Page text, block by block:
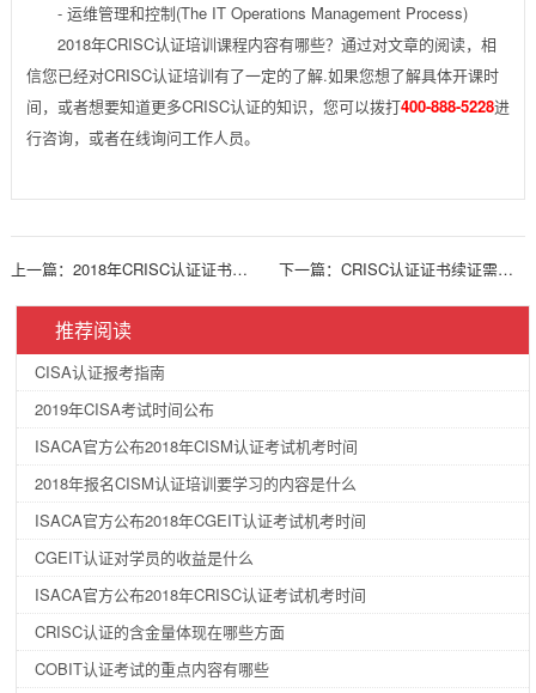
- 运维管理和控制(The IT Operations Management Process)
2018年CRISC认证培训课程内容有哪些？通过对文章的阅读，相
信您已经对CRISC认证培训有了一定的了解.如果您想了解具体开课时
间，或者想要知道更多CRISC认证的知识，您可以拨打400-888-5228进
行咨询，或者在线询问工作人员。
上一篇： 2018年CRISC认证证书过期怎么办 下一篇： CRISC认证证书续证需要多少费用
推荐阅读
CISA认证报考指南
2019年CISA考试时间公布
ISACA官方公布2018年CISM认证考试机考时间
2018年报名CISM认证培训要学习的内容是什么
ISACA官方公布2018年CGEIT认证考试机考时间
CGEIT认证对学员的收益是什么
ISACA官方公布2018年CRISC认证考试机考时间
CRISC认证的含金量体现在哪些方面
COBIT认证考试的重点内容有哪些